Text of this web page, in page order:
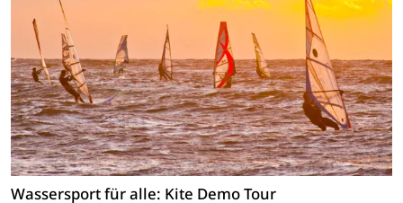
Wassersport für alle: Kite Demo Tour